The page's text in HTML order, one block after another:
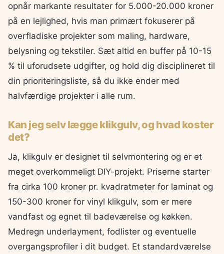
opnår markante resultater for 5.000-20.000 kroner
på en lejlighed, hvis man primært fokuserer på
overfladiske projekter som maling, hardware,
belysning og tekstiler. Sæt altid en buffer på 10-15
% til uforudsete udgifter, og hold dig disciplineret til
din prioriteringsliste, så du ikke ender med
halvfærdige projekter i alle rum.
Kan jeg selv lægge klikgulv, og hvad koster
det?
Ja, klikgulv er designet til selvmontering og er et
meget overkommeligt DIY-projekt. Priserne starter
fra cirka 100 kroner pr. kvadratmeter for laminat og
150-300 kroner for vinyl klikgulv, som er mere
vandfast og egnet til badeværelse og køkken.
Medregn underlayment, fodlister og eventuelle
overgangsprofiler i dit budget. Et standardværelse